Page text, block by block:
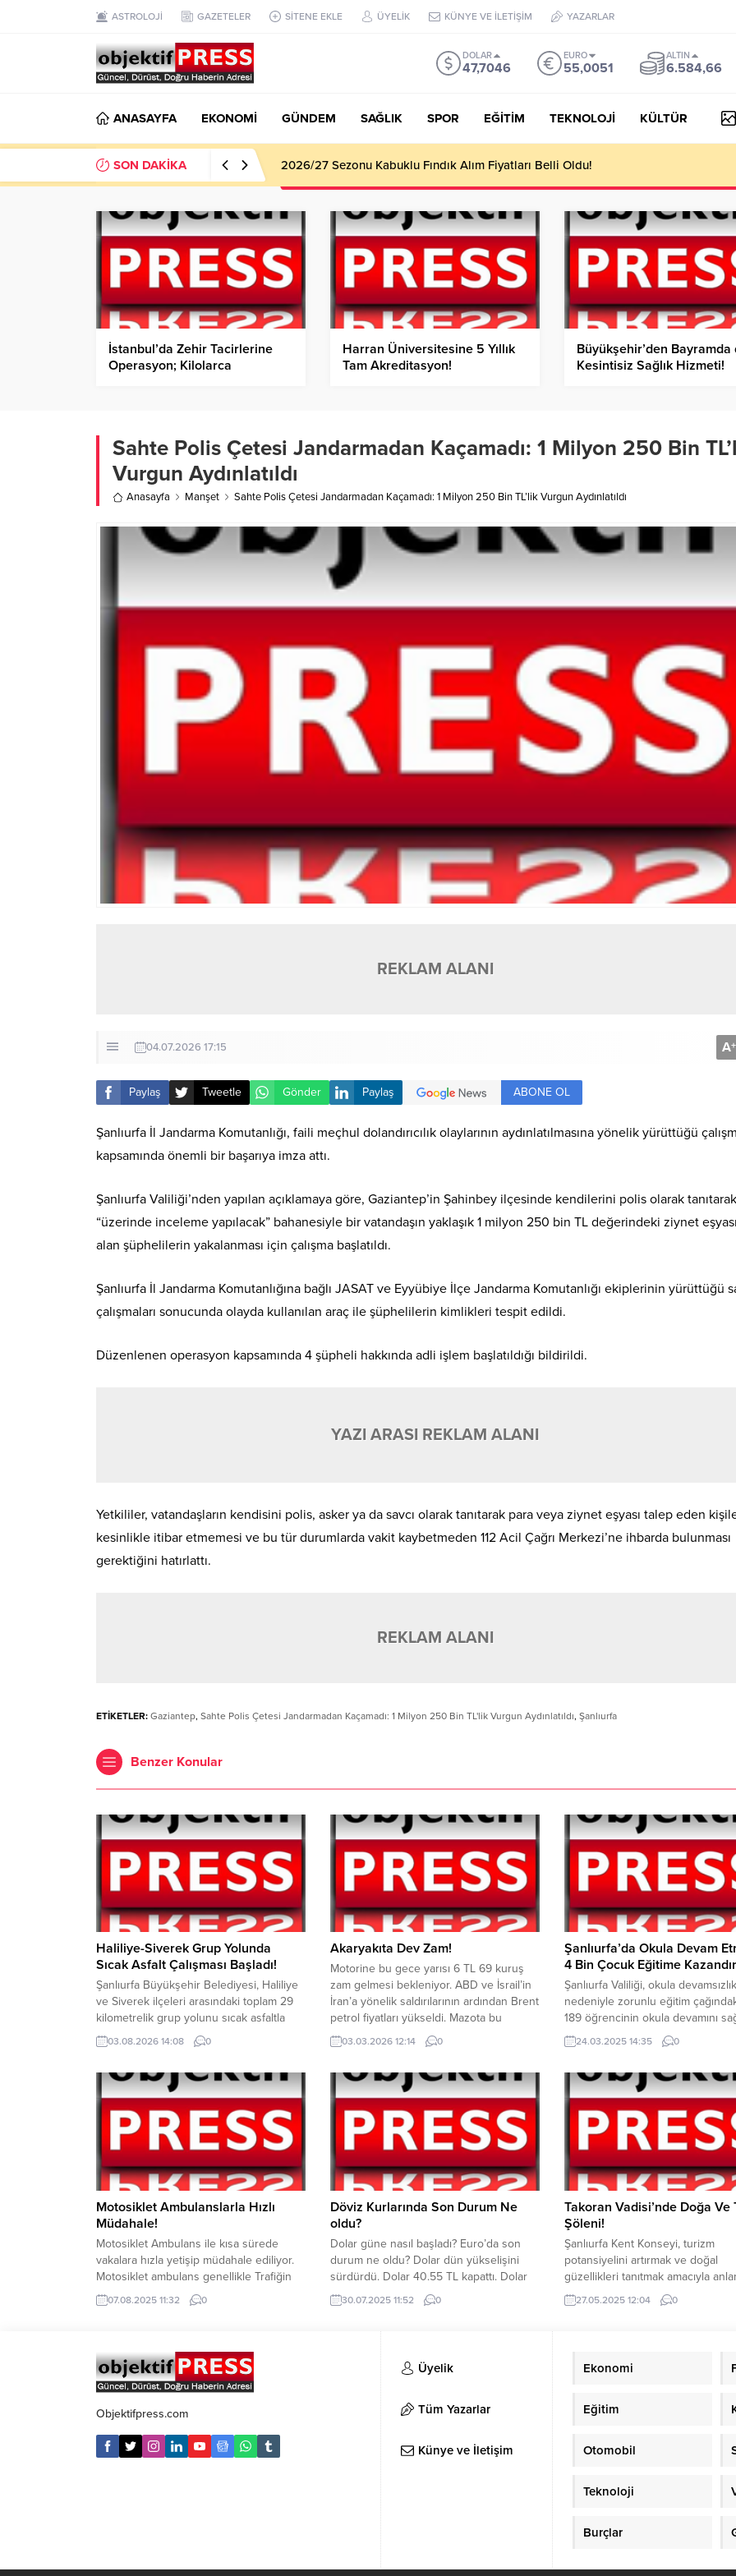
ASTROLOJİ GAZETELER SİTENE EKLE ÜYELİK KÜNYE VE İLETİŞİM YAZARLAR
DOLAR
47,7046
EURO
55,0051
ALTIN
6.584,66
ANASAYFA EKONOMİ GÜNDEM SAĞLIK SPOR EĞİTİM TEKNOLOJİ KÜLTÜR
SON DAKİKA Haliliye Belediyesi Her Gün 4 Bin 898 Kişiye Sıcak Yemek Ulaştırıyor!
İstanbul’da Zehir Tacirlerine
Operasyon; Kilolarca
Harran Üniversitesine 5 Yıllık
Tam Akreditasyon!
Büyükşehir’den Bayramda
Kesintisiz Sağlık Hizmeti!
Sahte Polis Çetesi Jandarmadan Kaçamadı: 1 Milyon 250 Bin
Vurgun Aydınlatıldı
Anasayfa Manşet Sahte Polis Çetesi Jandarmadan Kaçamadı: 1 Milyon 250 Bin TL’lik Vurgun Aydınlatıldı
REKLAM ALANI
04.07.2026 17:15 A+
Paylaş Tweetle Gönder Paylaş ABONE OL
Şanlıurfa İl Jandarma Komutanlığı, faili meçhul dolandırıcılık olaylarının aydınlatılmasına yönelik yürüttüğü
kapsamında önemli bir başarıya imza attı.
Şanlıurfa Valiliği’nden yapılan açıklamaya göre, Gaziantep’in Şahinbey ilçesinde kendilerini polis olarak tanıtarak
“üzerinde inceleme yapılacak” bahanesiyle bir vatandaşın yaklaşık 1 milyon 250 bin TL değerindeki ziynet
alan şüphelilerin yakalanması için çalışma başlatıldı.
Şanlıurfa İl Jandarma Komutanlığına bağlı JASAT ve Eyyübiye İlçe Jandarma Komutanlığı ekiplerinin yürüttüğü
çalışmaları sonucunda olayda kullanılan araç ile şüphelilerin kimlikleri tespit edildi.
Düzenlenen operasyon kapsamında 4 şüpheli hakkında adli işlem başlatıldığı bildirildi.
YAZI ARASI REKLAM ALANI
Yetkililer, vatandaşların kendisini polis, asker ya da savcı olarak tanıtarak para veya ziynet eşyası talep eden
kesinlikle itibar etmemesi ve bu tür durumlarda vakit kaybetmeden 112 Acil Çağrı Merkezi’ne ihbarda bulunması
gerektiğini hatırlattı.
REKLAM ALANI
ETİKETLER: Gaziantep, Sahte Polis Çetesi Jandarmadan Kaçamadı: 1 Milyon 250 Bin TL'lik Vurgun Aydınlatıldı, Şanlıurfa
Benzer Konular
Haliliye-Siverek Grup Yolunda
Sıcak Asfalt Çalışması Başladı!
Şanlıurfa Büyükşehir Belediyesi, Haliliye
ve Siverek ilçeleri arasındaki toplam 29
kilometrelik grup yolunu sıcak asfaltla
yenileyerek, daha güvenli ve konforlu
ulaşıma kazandırıyor. Şanlıurfa
Kasım Gülpınar’ın göreve başlamasının
ardından kırsal mahallelerde başlatılan
sıcak asfalt seferberliği kapsamında,
ulaşım altyapısını güçlendirmeye yönelik
yatırımlar aralıksız devam ediyor. Bu
kapsamda Kırsal...
03.08.2026 14:08 0
Akaryakıta Dev Zam!
Motorine bu gece yarısı 6 TL 69 kuruş
zam gelmesi bekleniyor. ABD ve İsrail’in
İran’a yönelik saldırılarının ardından Brent
petrol fiyatları yükseldi. Mazota bu
geceden itibaren geçerli olmak üzere
dev zam bekleniyor. Çarşamba
kuruş zamla birlikte motorinin litre fiyatı
bazı şehirlerde yaklaşık 70 lirayı bulacak.
03.03.2026 12:14 0
Şanlıurfa’da Okula Devam
4 Bin Çocuk Eğitime
Şanlıurfa Valiliği, okula devamsızlık
nedeniyle zorunlu eğitim
189 öğrencinin okula devamını
Vali Hasan Şıldak’ın “Eğitim Birinci
Önceliğimiz” sözleriyle başlayan
ve Geliştirme Projesi de dahil
üzere çeşitli projelerle çocukların
süreçleri desteklendi. Vali Şıldak,
devam etmeyen öğrencilerle ilgili
ve...
24.03.2025 14:35 0
Motosiklet Ambulanslarla Hızlı
Müdahale!
Motosiklet Ambulans ile kısa sürede
vakalara hızla yetişip müdahale ediliyor.
Motosiklet ambulans genellikle Trafiğin
yoğun olduğu ve araç girişine kapalı
alanlardaki vakalara hızlı erişim için
bıçaklanma, kurşunlanma vb), olaylara her
türlü tıbbi malzemeler ile en kısa sürede
müdahale ediliyor. Bu...
07.08.2025 11:32 0
Döviz Kurlarında Son Durum Ne
oldu?
Dolar güne nasıl başladı? Euro’da son
durum ne oldu? Dolar dün yükselişini
sürdürdü. Dolar 40.55 TL kapattı. Dolar
Bugün saat 11.45 itibariyle 40.57 TL’den
işlem görüyor. Euro dün kapanışını 46.88
geçen Euro saat 11.45 itibariyle 46.93
TL’den işlem görüyor. Euro/Dolar paritesi
1.15 şeklinde seyrediyor. YAZI...
30.07.2025 11:52 0
Takoran Vadisi’nde Doğa Ve
Şöleni!
Şanlıurfa Kent Konseyi, turizm
potansiyelini artırmak ve doğal
güzellikleri tanıtmak amacıyla
etkinliğe imza attı. “Turizm
Alanlarının Tanıtılması” programı
sakinlerini bir araya getirdi. Kent
gerçekleşen etkinlikte, katılımcılar
27.05.2025 12:04 0
Objektifpress.com
Üyelik
Tüm Yazarlar
Künye ve İletişim
Ekonomi
Eğitim
Otomobil
Teknoloji
Burçlar